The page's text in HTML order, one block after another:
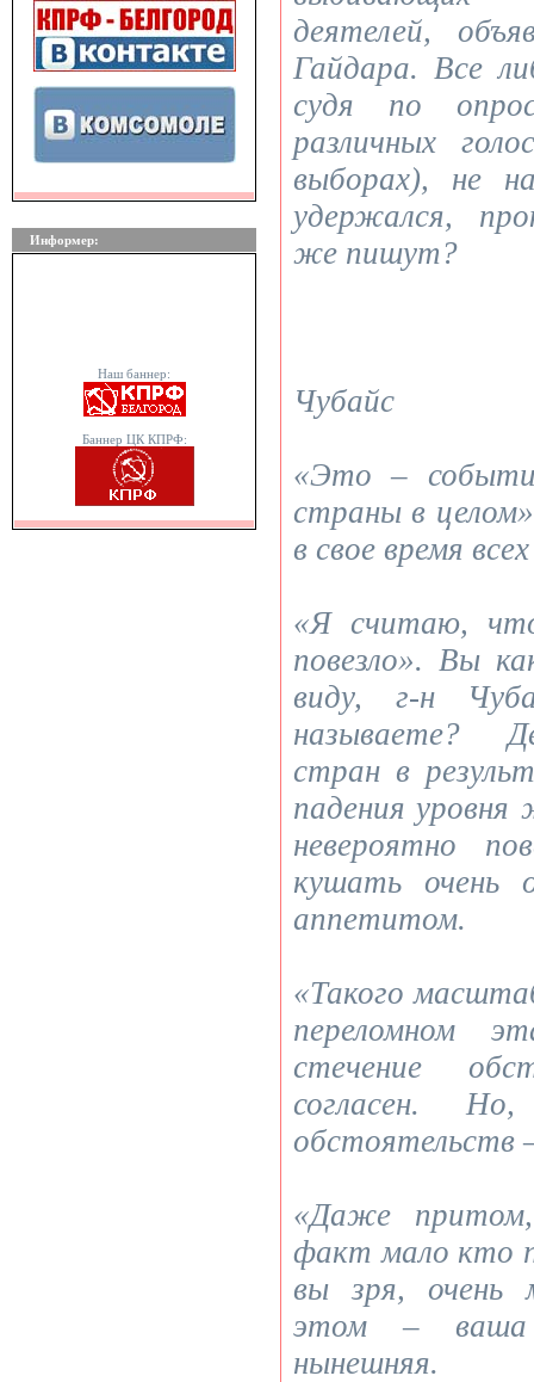
Информер:
Наш баннер:
Баннер ЦК КПРФ:
деятелей,
Гайдара. Все
судя по
различных
выборах), не
удержался,
же пишут?
Чубайс
«Это –
страны в
в свое время
«Я считаю,
повезло». Вы
виду, г-н
называете?
стран в
падения уровня
невероятно
кушать очень
аппетитом.
«Такого
переломном
стечение
согласен.
обстоятельств
«Даже
факт мало кто
вы зря, очень
этом – ваша
нынешняя.